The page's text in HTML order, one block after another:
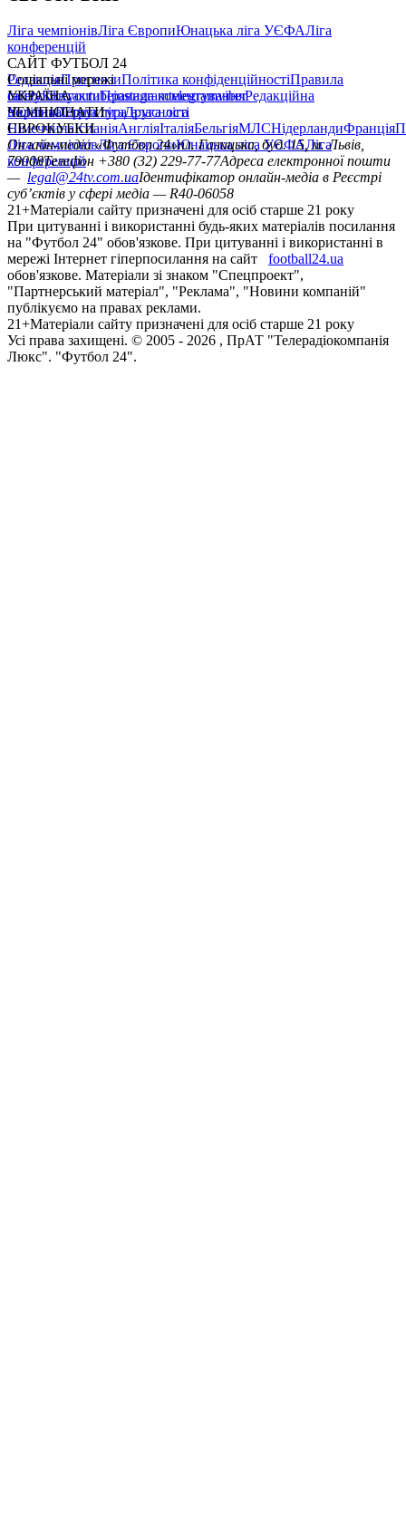
Ліга чемпіонівЛіга ЄвропиЮнацька ліга УЄФАЛіга
конференцій
САЙТ ФУТБОЛ 24
РедакціяПрогнозиПолітика конфіденційностіПравила
сайтуКонтактиПравила коментуванняРедакційна
політикаСтруктура власності
Соціальні мережі
facebookxyoutubeinstagramtelegramviber
УКРАЇНА
УкраїнаПерша лігаДруга ліга
ЧЕМПІОНАТИ
НімеччинаІспаніяАнгліяІталіяБельгіяМЛСНідерландиФранція
ЄВРОКУБКИ
Ліга чемпіонівЛіга ЄвропиЮнацька ліга УЄФАЛіга
конференцій
Онлайн-медіа «Футбол 24»пл. Галицька, буд. 15, м. Львів,
79008Телефон +380 (32) 229-77-77Адреса електронної пошти
— legal@24tv.com.uaІдентифікатор онлайн-медіа в Реєстрі
суб’єктів у сфері медіа — R40-06058
21+Матеріали сайту призначені для осіб старше 21 року
При цитуванні і використанні будь-яких матеріалів посилання
на "Футбол 24" обов'язкове. При цитуванні і використанні в
мережі Інтернет гіперпосилання на сайт
football24.ua
обов'язкове. Матеріали зі знаком "Спецпроект",
"Партнерський матеріал", "Реклама", "Новини компаній"
публікуємо на правах реклами.
21+Матеріали сайту призначені для осіб старше 21 року
Усi права захищенi. © 2005 - 2026 , ПрАТ "Телерадіокомпанія
Люкс". "Футбол 24".